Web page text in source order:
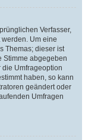
Verfasser,
Um eine
Themas; dieser ist
Stimme abgegeben
die Umfrageoption
haben, so kann
geändert oder
Umfragen